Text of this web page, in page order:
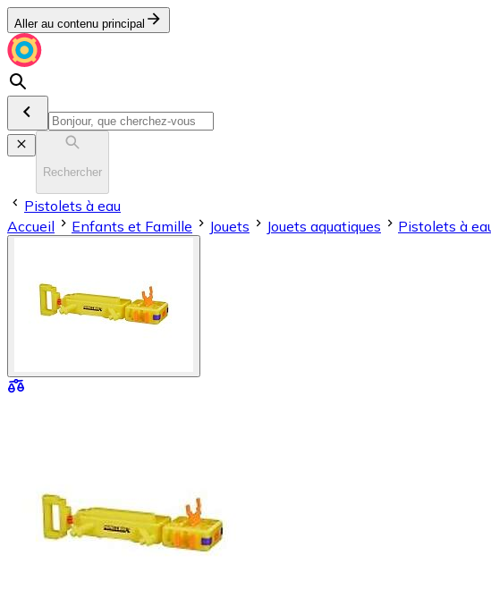
Aller au contenu principal
Rechercher
Pistolets à eau
Accueil
Enfants et Famille Jouets Jouets aquatiques Pistolets à